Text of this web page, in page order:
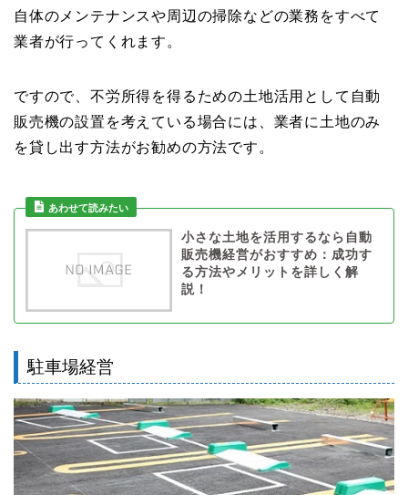
自体のメンテナンスや周辺の掃除などの業務をすべて
業者が行ってくれます。
ですので、不労所得を得るための土地活用として自動
販売機の設置を考えている場合には、業者に土地のみ
を貸し出す方法がお勧めの方法です。
小さな土地を活用するなら自動
販売機経営がおすすめ：成功す
る方法やメリットを詳しく解
説！
駐車場経営